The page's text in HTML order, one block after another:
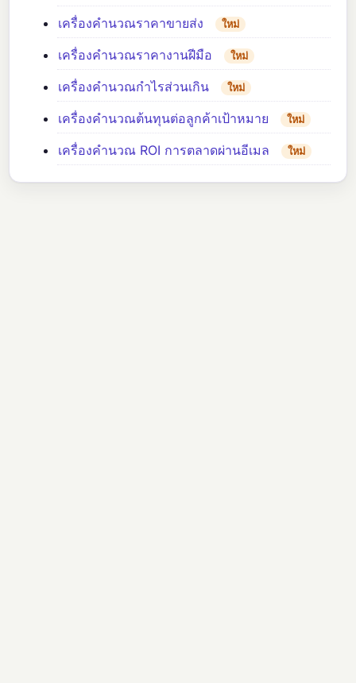
เครื่องคำนวณราคาขายส่ง ใหม่
เครื่องคำนวณราคางานฝีมือ ใหม่
เครื่องคำนวณกำไรส่วนเกิน ใหม่
เครื่องคำนวณต้นทุนต่อลูกค้าเป้าหมาย ใหม่
เครื่องคำนวณ ROI การตลาดผ่านอีเมล ใหม่